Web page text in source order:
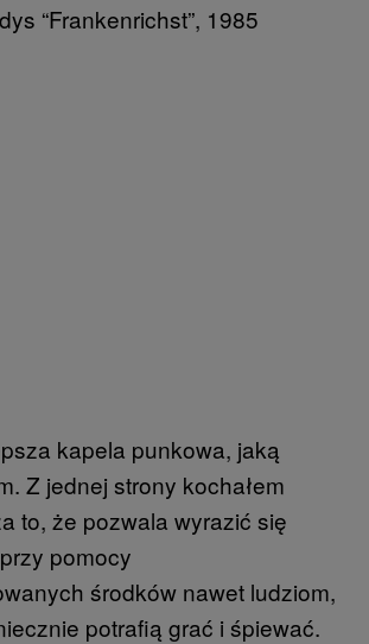
“Frankenrichst”, 1985
kapela punkowa, jaką
Z jednej strony kochałem
to, że pozwala wyrazić się
pomocy
środków nawet ludziom,
potrafią grać i śpiewać.